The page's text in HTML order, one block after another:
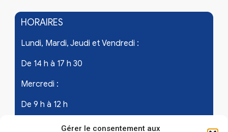
Gérer le consentement aux
HORAIRES
Lundi, Mardi, Jeudi et Vendredi :
De 14 h à 17 h 30
Mercredi :
De 9 h à 12 h
Samedi - les 1er et 3ème de chaque mois :